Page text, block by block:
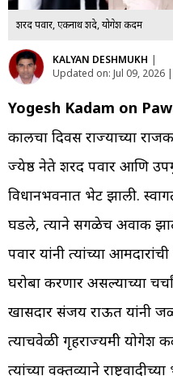
शरद पवार, एकनाथ शिंदे, योगेश कदम
KALYAN DESHMUKH |
Updated on: Jul 09, 2026
Yogesh Kadam on
कालचा दिवस राज्याच्या
ज्येष्ठ नेते शरद पवार आणि
विधानभवनात भेट झाली.
घडले, त्याने सगळेच अवाक
पवार यांनी त्यांच्या
घरोबा करणार असल्याच्या
खासदार संजय राऊत यांनी
त्याचवेळी गृहराज्यमंत्री
त्यांच्या वक्तव्याने